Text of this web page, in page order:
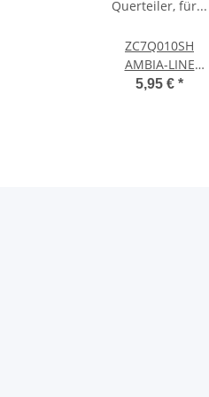
ZC7Q010SH
AMBIA-LINE
Querteiler, für
5,95 € *